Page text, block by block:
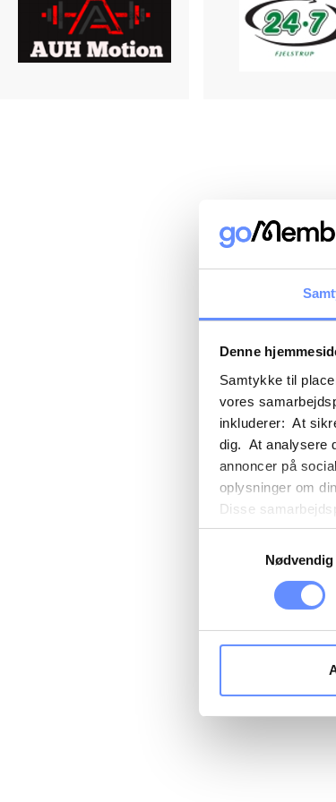
Denne
Samtykke til
vores
inkluderer: At
dig. At analysere
annoncer på
oplysninger om
Disse
gennem din brug
tredjelande,
cookie
Nødvendig